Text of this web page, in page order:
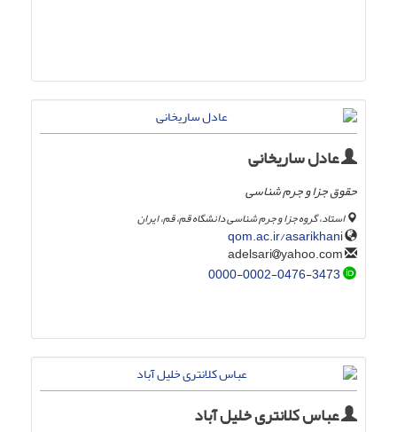
عادل ساریخانی
حقوق جزا و جرم شناسی
استاد، گروه جزا و جرم شناسی دانشگاه قم، قم، ایران
qom.ac.ir/asarikhani
yahoo.com
0000-0002-0476-3473
عباس کلانتری خلیل آباد